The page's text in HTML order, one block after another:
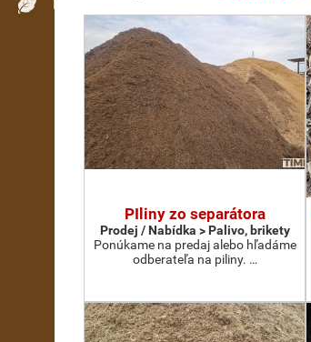
Dřeviny
PIliny zo separátora
Prodej / Nabídka > Palivo, brikety
Ponúkame na predaj alebo hľadáme
odberateľa na piliny. …